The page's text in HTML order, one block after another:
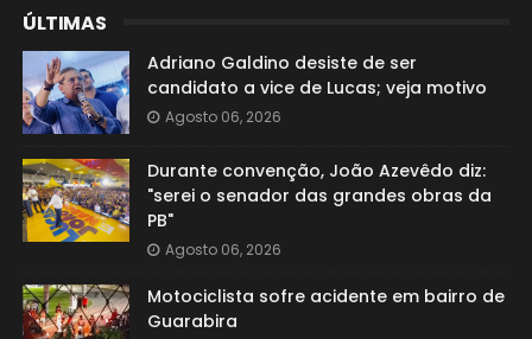
ÚLTIMAS
Adriano Galdino desiste de ser
candidato a vice de Lucas; veja motivo
Agosto 06, 2026
Durante convenção, João Azevêdo diz:
"serei o senador das grandes obras da
PB"
Agosto 06, 2026
Motociclista sofre acidente em bairro de
Guarabira